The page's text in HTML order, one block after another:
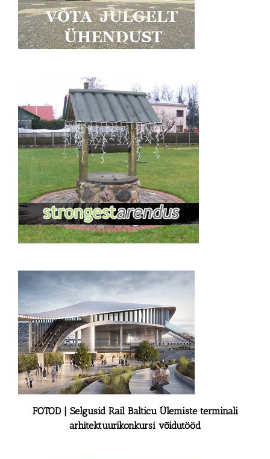
FOTOD | Selgusid Rail Balticu Ülemiste terminali
arhitektuurikonkursi võidutööd